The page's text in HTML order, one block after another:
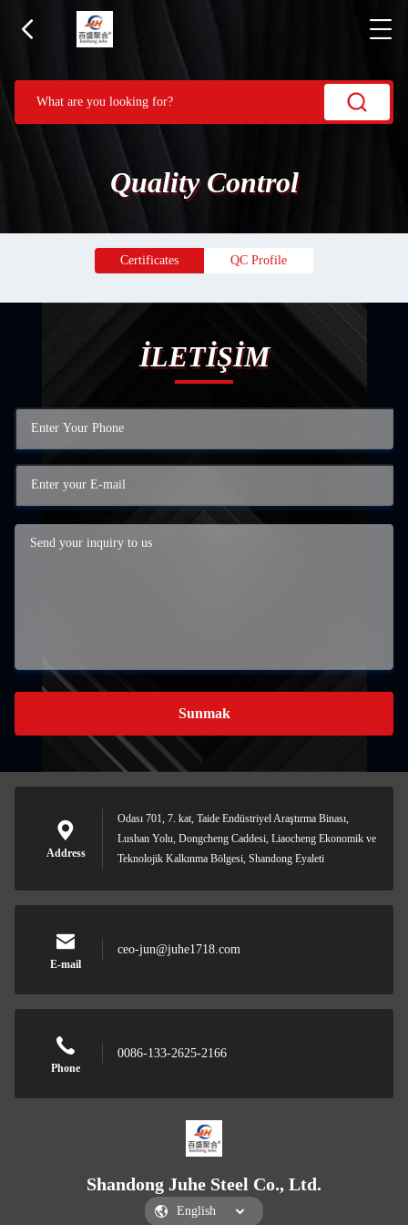
Quality Control
Certificates QC Profile
İLETİŞİM
Sunmak
Address
Odası 701, 7. kat, Taide Endüstriyel Araştırma Binası,
Lushan Yolu, Dongcheng Caddesi, Liaocheng Ekonomik ve
Teknolojik Kalkınma Bölgesi, Shandong Eyaleti
E-mail
ceo-jun@juhe1718.com
Phone
0086-133-2625-2166
Shandong Juhe Steel Co., Ltd.